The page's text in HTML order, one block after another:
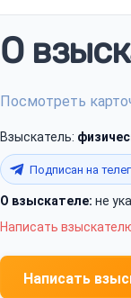
О
Посмотреть
Взыскатель:
Подписан на
О взыскателе: не
Написать